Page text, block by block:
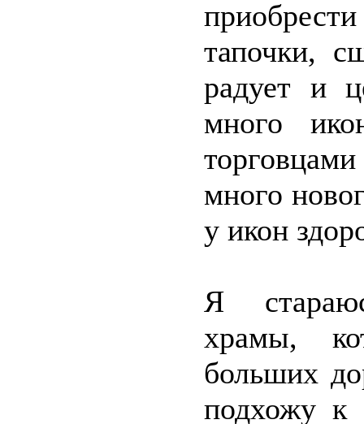
тапочки,
радует и
много
много
у икон
Я
храмы,
больших
подхожу к